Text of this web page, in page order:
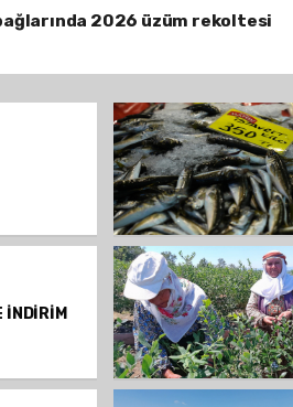
2026 üzüm rekoltesi
İNDİRİM